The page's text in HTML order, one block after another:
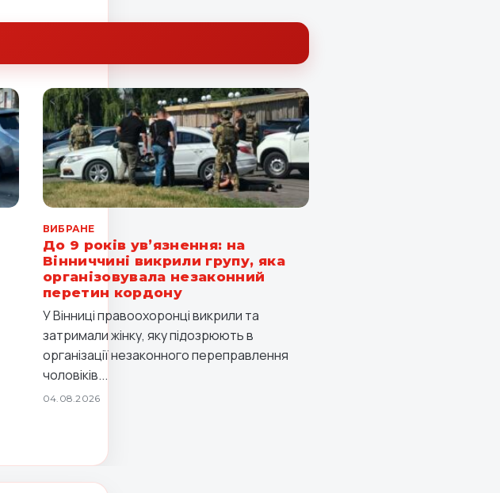
ВИБРАНЕ
До 9 років ув’язнення: на
Вінниччині викрили групу, яка
організовувала незаконний
перетин кордону
У Вінниці правоохоронці викрили та
затримали жінку, яку підозрюють в
організації незаконного переправлення
чоловіків...
04.08.2026